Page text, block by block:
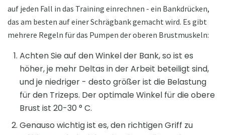
auf jeden Fall in das Training einrechnen - ein Bankdrücken,
das am besten auf einer Schrägbank gemacht wird. Es gibt
mehrere Regeln für das Pumpen der oberen Brustmuskeln:
Achten Sie auf den Winkel der Bank, so ist es
höher, je mehr Deltas in der Arbeit beteiligt sind,
und je niedriger - desto größer ist die Belastung
für den Trizeps. Der optimale Winkel für die obere
Brust ist 20-30 ° C.
Genauso wichtig ist es, den richtigen Griff zu